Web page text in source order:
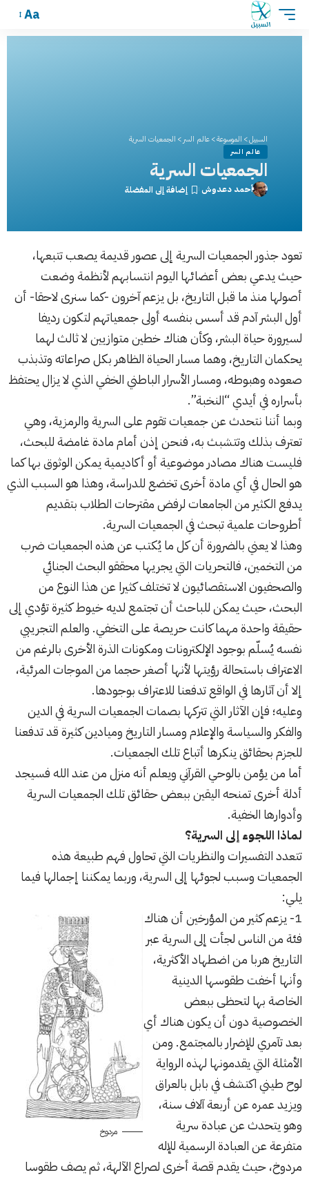
Aa
السبيل> الموسوعة>عالم السر > الجمعيات السرية
عالم السر
الجمعيات السرية
أحمد دعدوش
تعود جذور الجمعيات السرية إلى عصور قديمة يصعب تتبعها،
حيث يدعي بعض أعضائها اليوم انتسابهم لأنظمة وضعت
أصولها منذ ما قبل التاريخ، بل يزعم آخرون -كما سنرى لاحقا- أن
أول البشر آدم قد أسس بنفسه أولى جمعياتهم لتكون رديفا
لسيرورة حياة البشر، وكأن هناك خطين متوازيين لا ثالث لهما
يحكمان التاريخ، وهما مسار الحياة الظاهر بكل صراعاته وتذبذب
صعوده وهبوطه، ومسار الأسرار الباطني الخفي الذي لا يزال يحتفظ
بأسراره في أيدي “النخبة”.
وبما أننا نتحدث عن جمعيات تقوم على السرية والرمزية، وهي
تعترف بذلك وتتشبث به، فنحن إذن أمام مادة غامضة للبحث،
فليست هناك مصادر موضوعية أو أكاديمية يمكن الوثوق بها كما
هو الحال في أي مادة أخرى تخضع للدراسة، وهذا هو السبب الذي
يدفع الكثير من الجامعات لرفض مقترحات الطلاب بتقديم
أطروحات علمية تبحث في الجمعيات السرية.
وهذا لا يعني بالضرورة أن كل ما يُكتب عن هذه الجمعيات ضرب
من التخمين، فالتحريات التي يجريها محققو البحث الجنائي
والصحفيون الاستقصائيون لا تختلف كثيرا عن هذا النوع من
البحث، حيث يمكن للباحث أن تجتمع لديه خيوط كثيرة تؤدي إلى
حقيقة واحدة مهما كانت حريصة على التخفي. والعلم التجريبي
نفسه يُسلّم بوجود الإلكترونات ومكونات الذرة الأخرى بالرغم من
الاعتراف باستحالة رؤيتها لأنها أصغر حجما من الموجات المرئية،
إلا أن آثارها في الواقع تدفعنا للاعتراف بوجودها.
وعليه؛ فإن الآثار التي تتركها بصمات الجمعيات السرية في الدين
والفكر والسياسة والإعلام ومسار التاريخ وميادين كثيرة قد تدفعنا
للجزم بحقائق ينكرها أتباع تلك الجمعيات.
أما من يؤمنبالوحي القرآنيويعلم أنه منزل من عند الله فسيجد
أدلة أخرى تمنحه اليقين ببعض حقائق تلك الجمعيات السرية
وأدوارها الخفية.
لماذا اللجوء إلى السرية؟
تتعدد التفسيرات والنظريات التي تحاول فهم طبيعة هذه
الجمعيات وسبب لجوئها إلى السرية، وربما يمكننا إجمالها فيما
يلي:
مردوخ
1- يزعم كثير من المؤرخين أن هناك
فئة من الناس لجأت إلى السرية عبر
التاريخ هربا من اضطهاد الأكثرية،
وأنها أخفت طقوسها الدينية
الخاصة بها لتحظى ببعض
الخصوصية دون أن يكون هناك أي
بعد تآمري للإضرار بالمجتمع. ومن
الأمثلة التي يقدمونها لهذه الرواية
لوح طيني اكتشف في بابل بالعراق
ويزيد عمره عن أربعة آلاف سنة،
وهو يتحدث عن عبادة سرية
متفرعة عن العبادة الرسمية للإله
مردوخ، حيث يقدم قصة أخرى لصراع الآلهة، ثم يصف طقوسا